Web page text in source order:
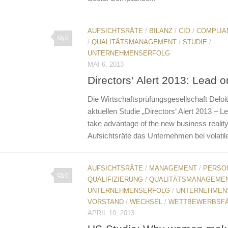
0
AUFSICHTSRÄTE / BILANZ / CIO /
/ QUALITÄTSMANAGEMENT / STUDIE /
UNTERNEHMENSERFOLG
MAI 6, 2013
Directors‘ Alert 2013: Lead
Die Wirtschaftsprüfungsgesellschaft
aktuellen Studie „Directors‘ Alert 2013 –
take advantage of the new business
Aufsichtsräte das Unternehmen bei
0
AUFSICHTSRÄTE / MANAGEMENT /
QUALIFIZIERUNG /
UNTERNEHMENSERFOLG /
VORSTAND / WECHSEL /
APRIL 10, 2013